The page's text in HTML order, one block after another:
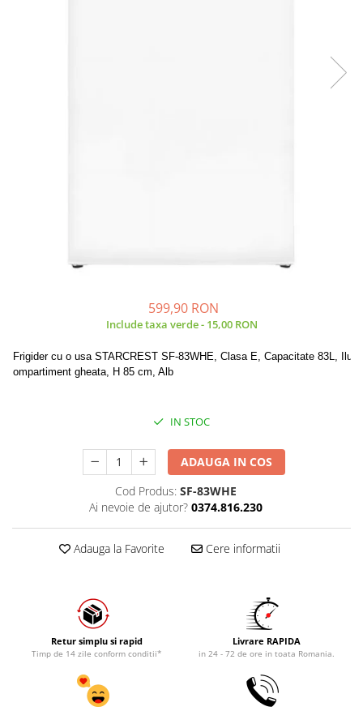
599,90 RON
Include taxa verde - 15,00 RON
Frigider cu o usa STARCREST SF-83WHE, Clasa E, Capacitate 83L,
ompartiment gheata, H 85 cm, Alb
IN STOC
ADAUGA IN COS
Cod Produs: SF-83WHE
Ai nevoie de ajutor? 0374.816.230
Adauga la Favorite Cere informatii
Retur simplu si rapid
Timp de 14 zile conform conditii*
Livrare RAPIDA
in 24 - 72 de ore in toata Romania.